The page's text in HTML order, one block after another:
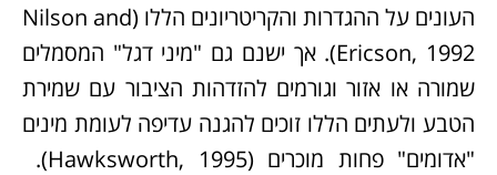
העונים על ההגדרות והקריטריונים הללו (Nilson and
Ericson, 1992). אך ישנם גם "מיני דגל" המסמלים
שמורה או אזור וגורמים להזדהות הציבור עם שמירת
הטבע ולעתים הללו זוכים להגנה עדיפה לעומת מינים
"אדומים" פחות מוכרים (Hawksworth, 1995).